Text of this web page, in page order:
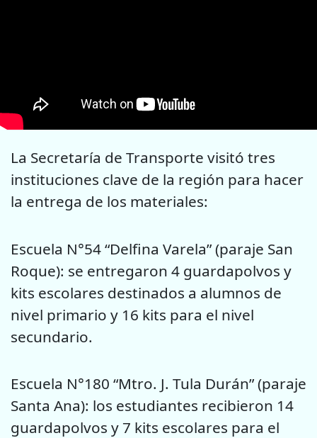
La Secretaría de Transporte visitó tres
instituciones clave de la región para hacer
la entrega de los materiales:
Escuela N°54 “Delfina Varela” (paraje San
Roque): se entregaron 4 guardapolvos y
kits escolares destinados a alumnos de
nivel primario y 16 kits para el nivel
secundario.
Escuela N°180 “Mtro. J. Tula Durán” (paraje
Santa Ana): los estudiantes recibieron 14
guardapolvos y 7 kits escolares para el